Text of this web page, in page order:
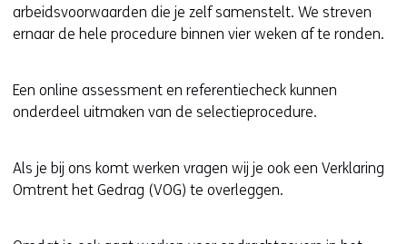
arbeidsvoorwaarden die je zelf samenstelt. We streven
ernaar de hele procedure binnen vier weken af te ronden.
Een online assessment en referentiecheck kunnen
onderdeel uitmaken van de selectieprocedure.
Als je bij ons komt werken vragen wij je ook een Verklaring
Omtrent het Gedrag (VOG) te overleggen.